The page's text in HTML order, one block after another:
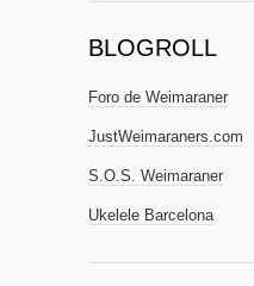
BLOGROLL
Foro de Weimaraner
JustWeimaraners.com
S.O.S. Weimaraner
Ukelele Barcelona